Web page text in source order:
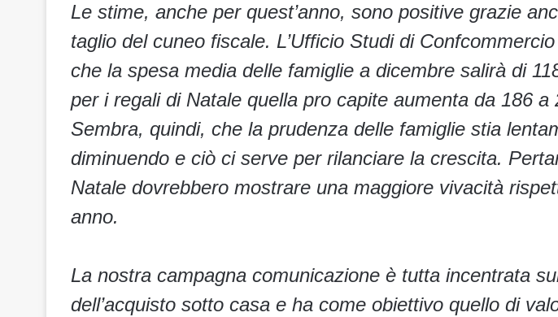
Le stime, anche per quest’anno, sono positive grazie
taglio del cuneo fiscale. L’Ufficio Studi di
che la spesa media delle famiglie a dicembre salirà di
per i regali di Natale quella pro capite aumenta da 186 a
Sembra, quindi, che la prudenza delle famiglie stia
diminuendo e ciò ci serve per rilanciare la crescita.
Natale dovrebbero mostrare una maggiore vivacità
anno.
La nostra campagna comunicazione è tutta incentrata
dell’acquisto sotto casa e ha come obiettivo quello di